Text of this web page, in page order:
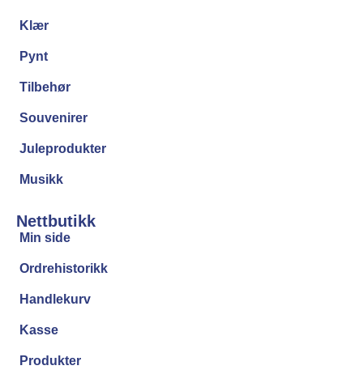
Klær
Pynt
Tilbehør
Souvenirer
Juleprodukter
Musikk
Nettbutikk
Min side
Ordrehistorikk
Handlekurv
Kasse
Produkter